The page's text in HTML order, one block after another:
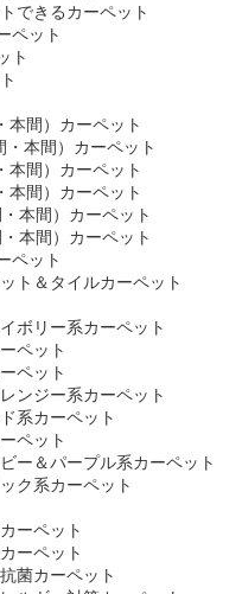
できるカーペット
ペット
ト
本間）カーペット
・本間）カーペット
本間）カーペット
本間）カーペット
本間）カーペット
本間）カーペット
ペット
ト＆タイルカーペット
ボリー系カーペット
ペット
ペット
ンジー系カーペット
系カーペット
ペット
ー＆パープル系カーペット
ク系カーペット
ーペット
ーペット
菌カーペット